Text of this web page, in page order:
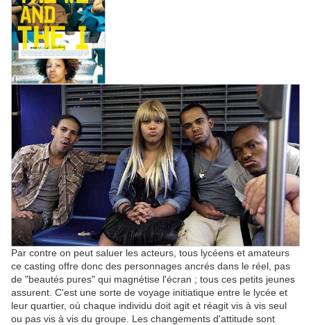
Par contre on peut saluer les acteurs, tous lycéens et amateurs
ce casting offre donc des personnages ancrés dans le réel, pas
de "beautés pures" qui magnétise l'écran ; tous ces petits jeunes
assurent. C'est une sorte de voyage initiatique entre le lycée et
leur quartier, où chaque individu doit agit et réagit vis à vis seul
ou pas vis à vis du groupe. Les changements d'attitude sont